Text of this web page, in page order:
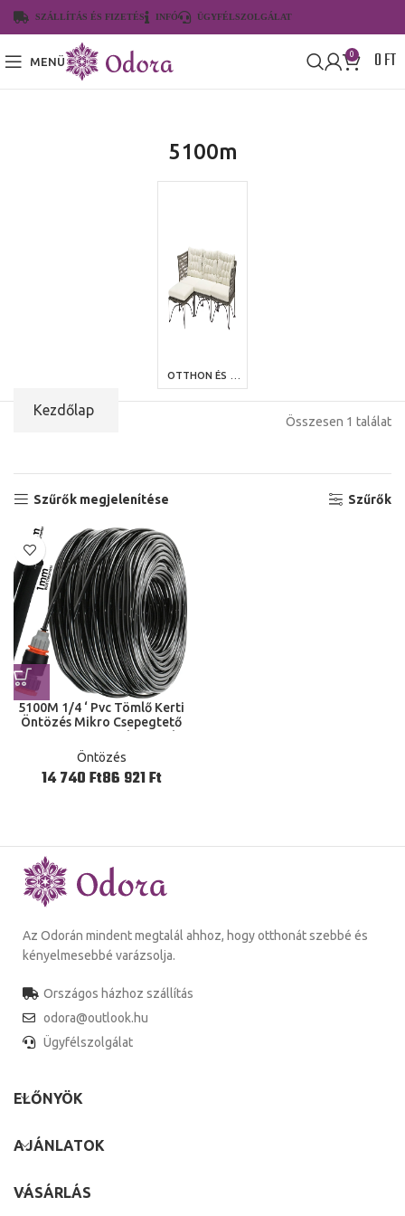
SZÁLLÍTÁS ÉS FIZETÉS INFÓ ÜGYFÉLSZOLGÁLAT
MENÜ
0 0FT
5100m
Kezdőlap
Összesen 1 találat
Szűrők megjelenítése Szűrők
5100M 1/4 ‘ Pvc Tömlő Kerti
Öntözés Mikro Csepegtető
Erkély Növényi Virág
Üvegház
Öntözés
Ft Ft
Az Odorán mindent megtalál ahhoz, hogy otthonát szebbé és
kényelmesebbé varázsolja.
Országos házhoz szállítás
odora@outlook.hu
Ügyfélszolgálat
ELŐNYÖK
AJÁNLATOK
VÁSÁRLÁS